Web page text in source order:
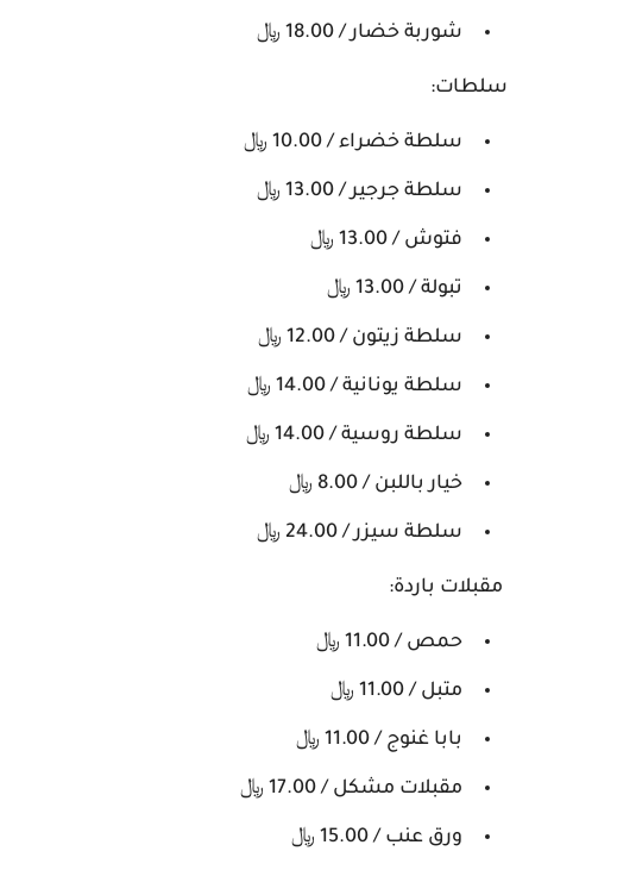
شوربة خضار / 18.00 ﷼
سلطات:
سلطة خضراء / 10.00 ﷼
سلطة جرجير / 13.00 ﷼
فتوش / 13.00 ﷼
تبولة / 13.00 ﷼
سلطة زيتون / 12.00 ﷼
سلطة يونانية / 14.00 ﷼
سلطة روسية / 14.00 ﷼
خيار باللبن / 8.00 ﷼
سلطة سيزر / 24.00 ﷼
مقبلات باردة:
حمص / 11.00 ﷼
متبل / 11.00 ﷼
بابا غنوج / 11.00 ﷼
مقبلات مشكل / 17.00 ﷼
ورق عنب / 15.00 ﷼